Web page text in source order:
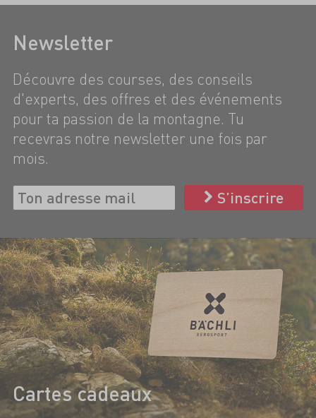
Newsletter
Découvre des courses, des conseils
d'experts, des offres et des événements
pour ta passion de la montagne. Tu
recevras notre newsletter une fois par
mois.
S’inscrire
Cartes cadeaux